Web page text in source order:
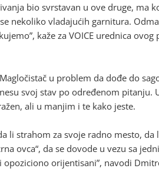
bio svrstavan u ove druge, ma
nekoliko vladajućih garnitura.
kaže za VOICE urednica ovog
u problem da dođe do
svoj stav po određenom pitanju.
ali u manjim i te kako jeste.
li strahom za svoje radno mesto, da
ovca“, da se dovode u vezu sa
orijentisani”, navodi